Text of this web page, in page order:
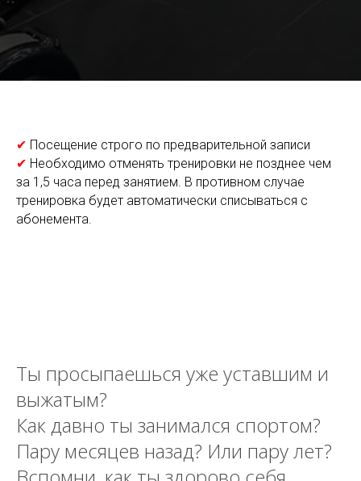
✔ Посещение строго по предварительной записи
✔ Необходимо отменять тренировки не позднее чем
за 1,5 часа перед занятием. В противном случае
тренировка будет автоматически списываться с
абонемента.
Ты просыпаешься уже уставшим и
выжатым?
Как давно ты занимался спортом?
Пару месяцев назад? Или пару лет?